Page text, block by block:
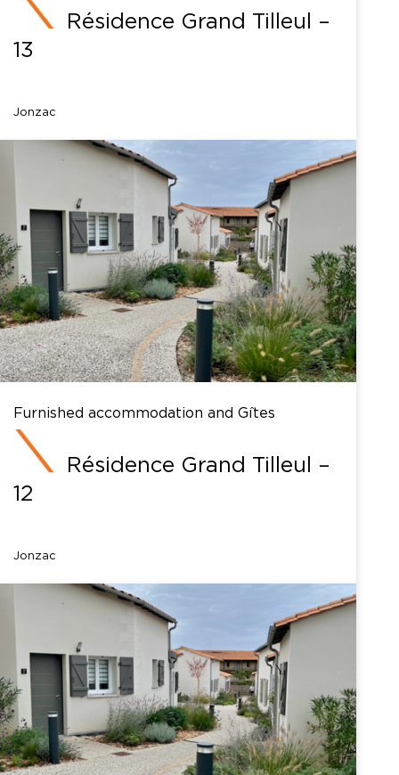
Résidence Grand Tilleul –
13
Jonzac
Furnished accommodation and Gîtes
Résidence Grand Tilleul –
12
Jonzac